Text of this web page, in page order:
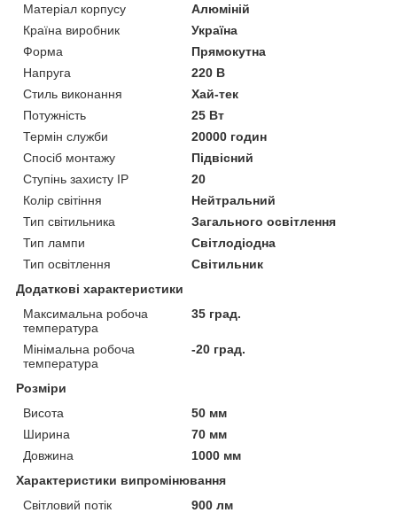
Матеріал корпусу
Алюміній
Країна виробник
Україна
Форма
Прямокутна
Напруга
220 В
Стиль виконання
Хай-тек
Потужність
25 Вт
Термін служби
20000 годин
Спосіб монтажу
Підвісний
Ступінь захисту IP
20
Колір світіння
Нейтральний
Тип світильника
Загального освітлення
Тип лампи
Світлодіодна
Тип освітлення
Світильник
Додаткові характеристики
Максимальна робоча
температура
35 град.
Мінімальна робоча
температура
-20 град.
Розміри
Висота
50 мм
Ширина
70 мм
Довжина
1000 мм
Характеристики випромінювання
Світловий потік
900 лм